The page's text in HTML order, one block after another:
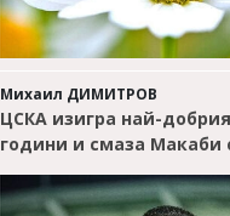
Михаил ДИМИТРОВ
ЦСКА изигра най-
години и смаза Макаби